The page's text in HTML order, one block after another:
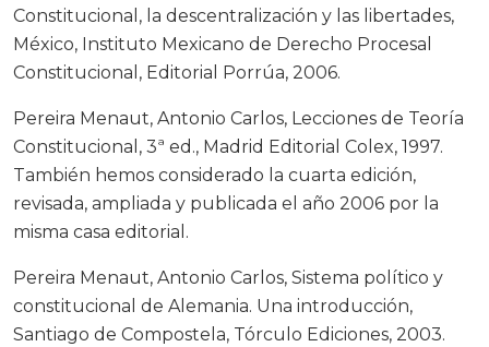
Constitucional, la descentralización y las libertades,
México, Instituto Mexicano de Derecho Procesal
Constitucional, Editorial Porrúa, 2006.
Pereira Menaut, Antonio Carlos, Lecciones de Teoría
Constitucional, 3ª ed., Madrid Editorial Colex, 1997.
También hemos considerado la cuarta edición,
revisada, ampliada y publicada el año 2006 por la
misma casa editorial.
Pereira Menaut, Antonio Carlos, Sistema político y
constitucional de Alemania. Una introducción,
Santiago de Compostela, Tórculo Ediciones, 2003.